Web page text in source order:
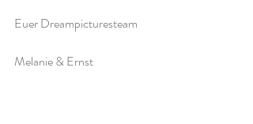
Euer Dreampicturesteam
Melanie & Ernst